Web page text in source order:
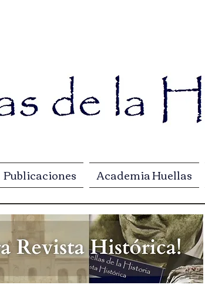
Publicaciones Academia Huellas